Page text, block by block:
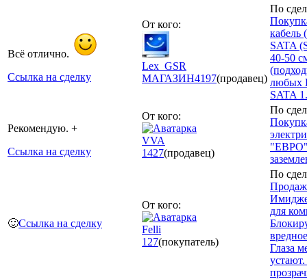
Всё отлично.
Ссылка на сделку
От кого:
Lex_GSR
МАГАЗИН4197(продавец)
По
кабель
SATA
40-50
любых
SATA
Рекомендую. +
Ссылка на сделку
От кого:
VVA
1427(продавец)
По
🙂Ссылка на сделку
От кого:
Felli
127(покупатель)
По
для
Глаза